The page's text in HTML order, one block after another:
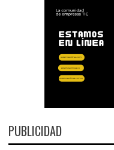
PUBLICIDAD